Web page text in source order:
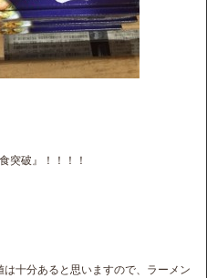
突破』！！！！
十分あると思いますので、ラーメン